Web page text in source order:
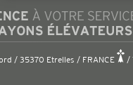
/ 35370 Etrelles / FRANCE /